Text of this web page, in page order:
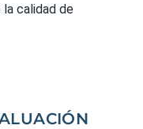
la calidad de